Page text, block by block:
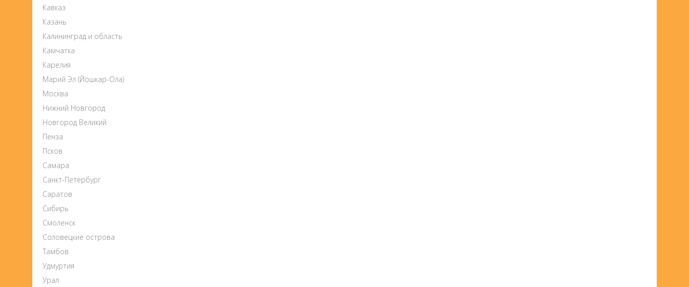
Кавказ
Казань
Калининград и область
Камчатка
Карелия
Марий Эл (Йошкар-Ола)
Москва
Нижний Новгород
Новгород Великий
Пенза
Псков
Самара
Санкт-Петербург
Саратов
Сибирь
Смоленск
Соловецкие острова
Тамбов
Удмуртия
Урал